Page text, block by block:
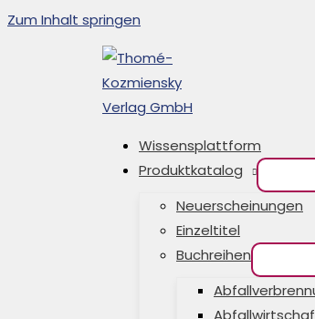
Zum Inhalt springen
Wissensplattform
Produktkatalog
Neuerscheinungen
Einzeltitel
Buchreihen